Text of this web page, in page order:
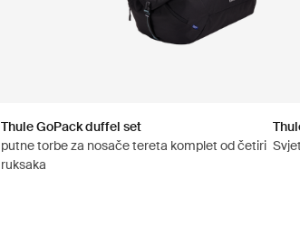
Thule GoPack duffel set
putne torbe za nosače tereta komplet od četiri
ruksaka